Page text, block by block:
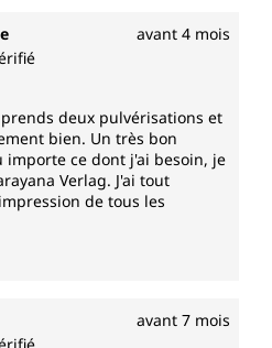
avant 4 mois
5 étoiles
deux pulvérisations et
bien. Un très bon
ce dont j'ai besoin, je
Verlag. J'ai tout
de tous les
avant 7 mois